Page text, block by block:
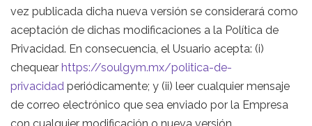
vez publicada dicha nueva versión se considerará como
aceptación de dichas modificaciones a la Política de
Privacidad. En consecuencia, el Usuario acepta: (i)
chequear https://soulgym.mx/politica-de-
privacidad periódicamente; y (ii) leer cualquier mensaje
de correo electrónico que sea enviado por la Empresa